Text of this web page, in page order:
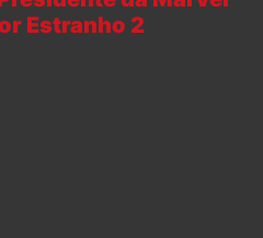
Estranho 2